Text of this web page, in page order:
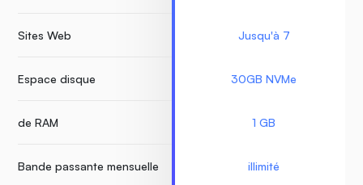
Sites Web
Espace disque
de RAM
Bande passante mensuelle
Jusqu'à 7
30GB NVMe
1 GB
illimité